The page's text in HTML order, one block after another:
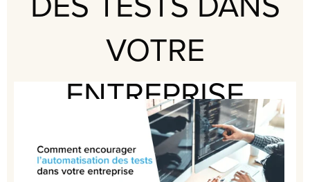
VOTRE
ENTREPRISE